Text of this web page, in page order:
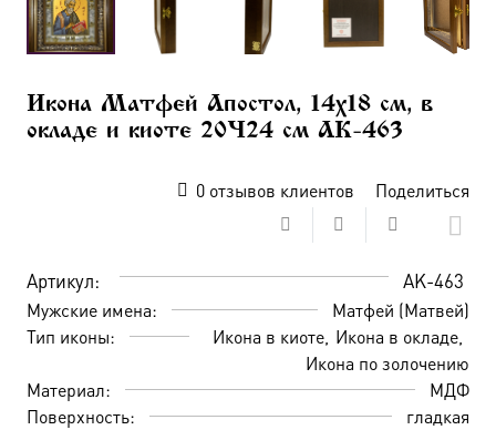
Икона Матфей Апостол, 14х18 см, в
окладе и киоте 20×24 см AK-463
0отзывов клиентов Поделиться
Артикул: AK-463
Мужские имена:
Матфей (Матвей)
Тип иконы:
Икона в киоте Икона в окладе
Икона по золочению
Материал:
МДФ
Поверхность:
гладкая